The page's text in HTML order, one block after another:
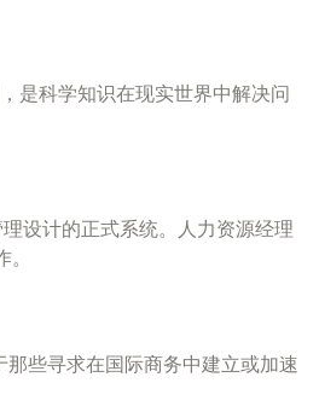
是科学知识在现实世界中解决问
理设计的正式系统。人力资源经理
那些寻求在国际商务中建立或加速